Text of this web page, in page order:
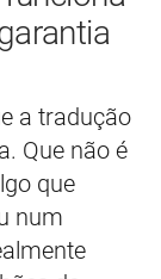
a tradução
Que não é
que
num